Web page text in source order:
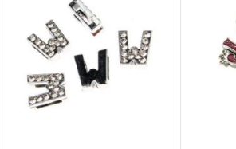
selectând
un tip de
cookie -uri
făcând clic
pe butonul
"Salvați"